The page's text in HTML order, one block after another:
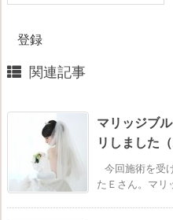
ル
ド
レ
ス 関連記事
マリッジブ
リしました
今回施術を受
たＥさん。マリ